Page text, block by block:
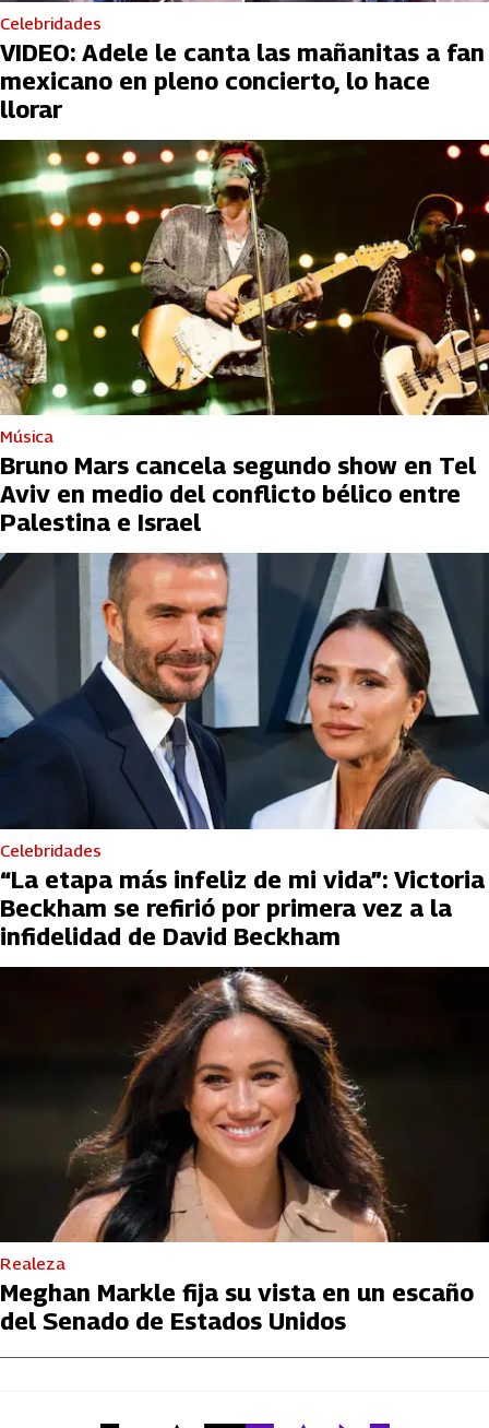
Celebridades
VIDEO: Adele le canta las mañanitas a fan
mexicano en pleno concierto, lo hace
llorar
Música
Bruno Mars cancela segundo show en Tel
Aviv en medio del conflicto bélico entre
Palestina e Israel
Celebridades
“La etapa más infeliz de mi vida”: Victoria
Beckham se refirió por primera vez a la
infidelidad de David Beckham
Realeza
Meghan Markle fija su vista en un escaño
del Senado de Estados Unidos